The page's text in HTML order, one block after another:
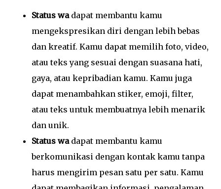
Status wadapat membantu kamu
mengekspresikan diri dengan lebih bebas
dan kreatif. Kamu dapat memilih foto, video,
atau teks yang sesuai dengan suasana hati,
gaya, atau kepribadian kamu. Kamu juga
dapat menambahkan stiker, emoji, filter,
atau teks untuk membuatnya lebih menarik
dan unik.
Status wadapat membantu kamu
berkomunikasi dengan kontak kamu tanpa
harus mengirim pesan satu per satu. Kamu